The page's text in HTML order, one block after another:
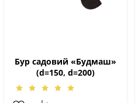
Бур садовий «Будмаш»
(d=150, d=200)